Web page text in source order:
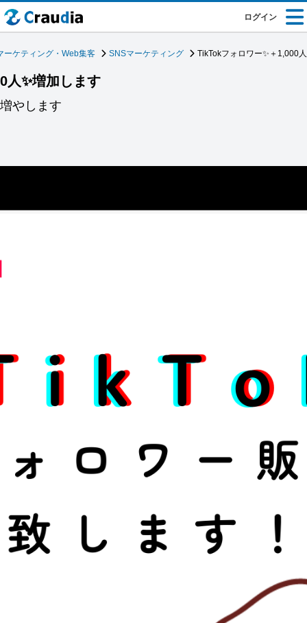
ログイン
ーケティング・Web集客 SNSマーケティング TikTokフォロワー✨＋1,000
人✨増加します
やします